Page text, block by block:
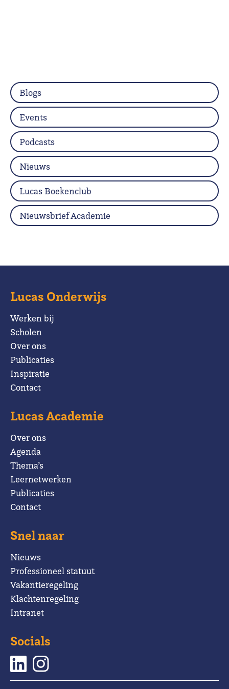
Blogs
Events
Podcasts
Nieuws
Lucas Boekenclub
Nieuwsbrief Academie
Lucas Onderwijs
Werken bij
Scholen
Over ons
Publicaties
Inspiratie
Contact
Lucas Academie
Over ons
Agenda
Thema’s
Leernetwerken
Publicaties
Contact
Snel naar
Nieuws
Professioneel statuut
Vakantieregeling
Klachtenregeling
Intranet
Socials